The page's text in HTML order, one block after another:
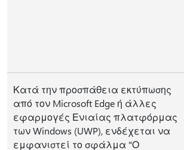
Κατά την προσπάθεια εκτύπωσης
από τον Microsoft Edge ή άλλες
εφαρμογές Ενιαίας πλατφόρμας
των Windows (UWP), ενδέχεται να
εμφανιστεί το σφάλμα "Ο